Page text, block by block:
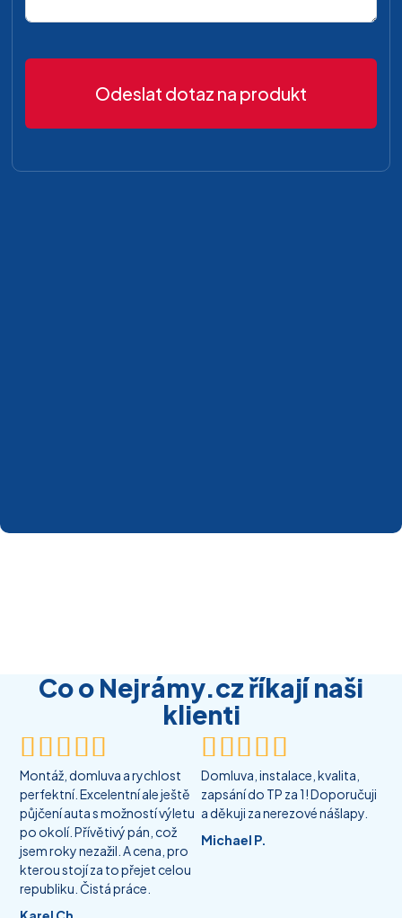
Odeslat dotaz na produkt
Co o Nejrámy.cz říkají naši
klienti

Montáž, domluva a rychlost
perfektní. Excelentní ale ještě
půjčení auta s možností výletu
po okolí. Přívětivý pán, což
jsem roky nezažil. A cena, pro
kterou stojí za to přejet celou
republiku. Čistá práce.

Domluva, instalace, kvalita,
zapsání do TP za 1! Doporučuji
a děkuji za nerezové nášlapy.
Michael P.